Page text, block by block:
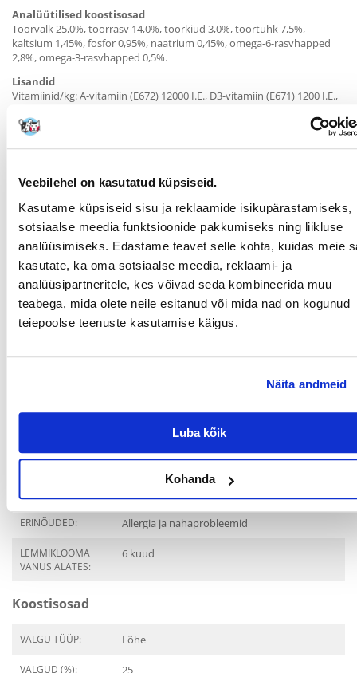
Veebilehel on kasutatud küpsiseid.
Kasutame küpsiseid sisu ja reklaamide isikupärastamiseks,
sotsiaalse meedia funktsioonide pakkumiseks ning liikluse
analüüsimiseks. Edastame teavet selle kohta, kuidas meie
kasutate, ka oma sotsiaalse meedia, reklaami- ja
analüüsipartneritele, kes võivad seda kombineerida muu
teabega, mida olete neile esitanud või mida nad on kogunud
teiepoolse teenuste kasutamise käigus.
Näita andmeid
Luba kõik
Kohanda
Analüütilised koostisosad
Toorvalk 25,0%, toorrasv 14,0%, toorkiud 3,0%, toortuhk 7,5%,
kaltsium 1,45%, fosfor 0,95%, naatrium 0,45%, omega-6-rasvhapped
2,8%, omega-3-rasvhapped 0,5%.
Lisandid
Vitamiinid/kg: A-vitamiin (E672) 12000 I.E., D3-vitamiin (E671) 1200 I.E.,
(tiamiinmononitraat) 4 mg, B2-vitamiin (riboflaviin) 6 mg, B6-vitamiin
(püridoksiinvesinikkloriid) 4 mg, D-(+) biotiin 575 mcg, kaltsium D-
pantotenaat 10 mg, niatsiin 40 mg, vitamiin 70 mcg, koliinkloriid 60 mg,
Mikroelemendid/kg: raud (E1 110 mg, raud(II)-sulfaat 10 mg,
pentahüdraat) 0,15 mg, tsink (E6 tsinkoksiid , tsinkaminohappe kelaat ,
hüdraat) , mangaan (E5 , mangaan(II)-oksiid). , jood (E2;
kaltsiumjodaat; veevaba) , seleen (E8 , naatriumseleniit).
Parameetrid
LEMMIKLOOMA
SUURUS:
Universaalne
Otstarve
ERINÕUDED: Allergia ja nahaprobleemid
LEMMIKLOOMA
VANUS ALATES:
6 kuud
Koostisosad
VALGU TÜÜP: Lõhe
VALGUD (%): 25